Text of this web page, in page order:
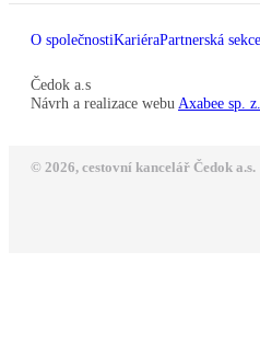
O společnostiKariéraPartnerská sekce
Čedok a.s
Návrh a realizace webu Axabee sp.
© 2026, cestovní kancelář Čedok a.s.